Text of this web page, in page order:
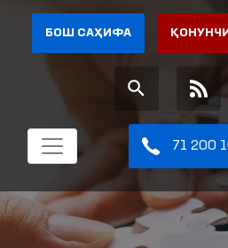
БОШ САҲИФА
71 200